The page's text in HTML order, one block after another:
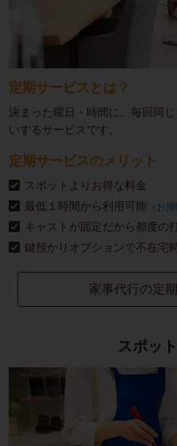
定期サービスとは？
決まった曜日・時間に、毎回同
いするサービスです。
定期サービスのメリット
スポットよりお得な料金
最低１時間から利用可能 （お
キャストが固定だから都度の
鍵預かりオプションで不在宅
家事代行の定
スポッ